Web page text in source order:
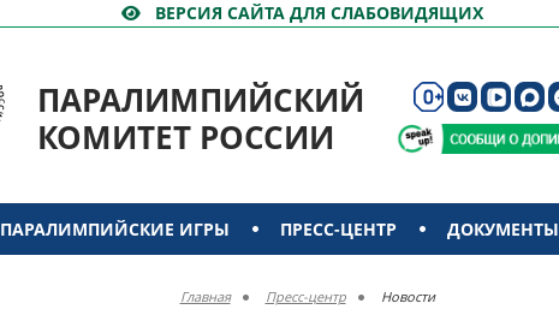
ВЕРСИЯ САЙТА ДЛЯ СЛАБОВИДЯЩИХ
ПАРАЛИМПИЙСКИЙ
КОМИТЕТ РОССИИ
ПАРАЛИМПИЙСКИЕ ИГРЫ ПРЕСС-ЦЕНТР ДОКУМЕНТЫ
Главная Пресс-центр Новости